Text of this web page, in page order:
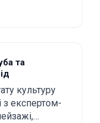
та
культуру
з експертом-